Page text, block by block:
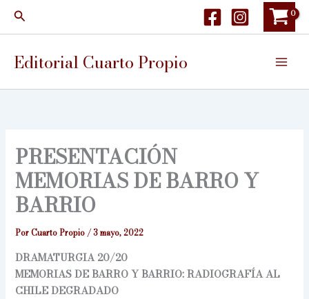
Buscar
Editorial Cuarto Propio
PRESENTACIÓN
MEMORIAS DE BARRO Y
BARRIO
PorCuarto Propio /3 mayo, 2022
DRAMATURGIA 20/20
MEMORIAS DE BARRO Y BARRIO: RADIOGRAFÍA AL
CHILE DEGRADADO